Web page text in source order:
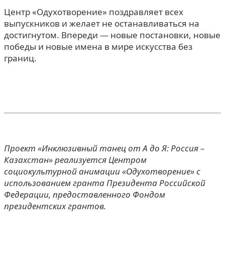
Центр «Одухотворение» поздравляет всех
выпускников и желает не останавливаться на
достигнутом. Впереди — новые постановки, новые
победы и новые имена в мире искусства без
границ.
Проект «Инклюзивный танец от А до Я: Россия –
Казахстан» реализуется Центром
социокультурной анимации «Одухотворение» с
использованием гранта Президента Российской
Федерации, предоставленного Фондом
президентских грантов.